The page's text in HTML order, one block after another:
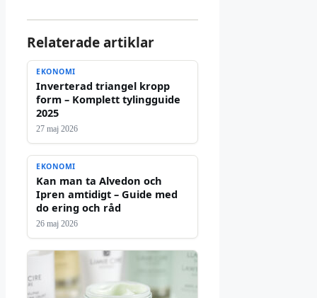
Relaterade artiklar
EKONOMI
Inverterad triangel kropp
form – Komplett tylingguide
2025
27 maj 2026
EKONOMI
Kan man ta Alvedon och
Ipren amtidigt – Guide med
do ering och råd
26 maj 2026